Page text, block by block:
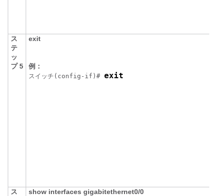
ス
テ
ッ
プ 5
exit
例：
スイッチ (config-if)# exit
ス
show interfaces gigabitethernet0/0